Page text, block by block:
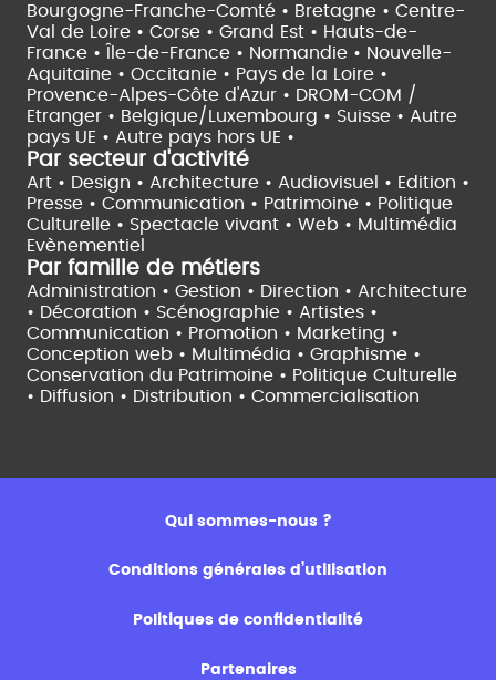
Bourgogne-Franche-Comté • Bretagne • Centre-
Val de Loire • Corse • Grand Est • Hauts-de-
France •
Île-de-France • Normandie • Nouvelle-
Aquitaine • Occitanie • Pays de la Loire •
Provence-Alpes-Côte d'Azur • DROM-COM /
Etranger • Belgique/Luxembourg • Suisse • Autre
pays UE • Autre pays hors UE •
Par secteur d'activité
Art • Design • Architecture • Audiovisuel • Edition •
Presse • Communication • Patrimoine • Politique
Culturelle • Spectacle vivant • Web • Multimédia
Evènementiel
Par famille de métiers
Administration • Gestion • Direction • Architecture
• Décoration • Scénographie • Artistes •
Communication • Promotion • Marketing •
Conception web • Multimédia • Graphisme •
Conservation du Patrimoine • Politique Culturelle
• Diffusion • Distribution • Commercialisation
Qui sommes-nous ?
Conditions générales d’utilisation
Politiques de confidentialité
Partenaires